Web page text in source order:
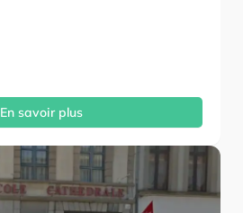
En savoir plus